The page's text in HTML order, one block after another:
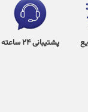
پشتیبانی 24 ساعته